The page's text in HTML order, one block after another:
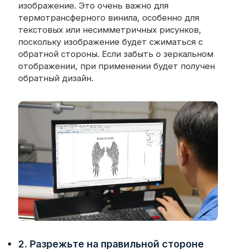
изображение. Это очень важно для
термотрансферного винила, особенно для
текстовых или несимметричных рисунков,
поскольку изображение будет сжиматься с
обратной стороны. Если забыть о зеркальном
отображении, при применении будет получен
обратный дизайн.
2. Разрежьте на правильной стороне